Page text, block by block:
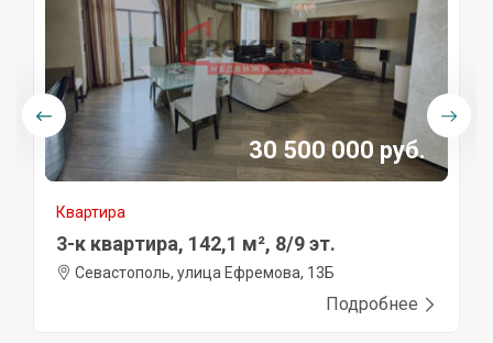
30 500 000 руб.
Квартира
3-к квартира, 142,1 м², 8/9 эт.
Севастополь, улица Ефремова, 13Б
Подробнее